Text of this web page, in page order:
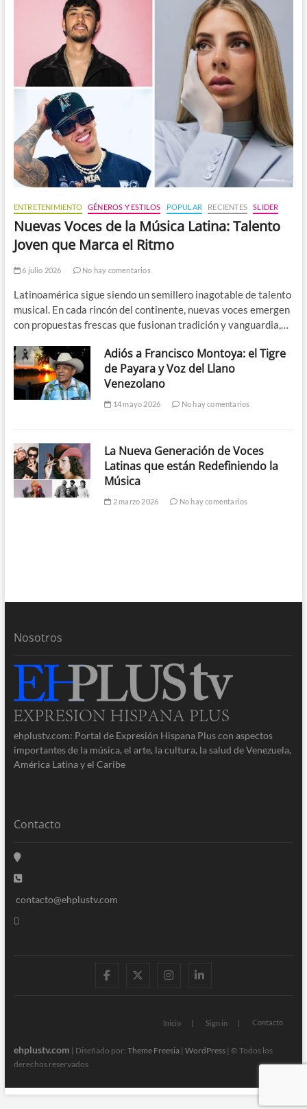
ENTRETENIMIENTO GÉNEROS Y ESTILOS POPULAR RECIENTES SLIDER
Nuevas Voces de la Música Latina: Talento
Joven que Marca el Ritmo
6 julio 2026 No hay comentarios
Latinoamérica sigue siendo un semillero inagotable de talento
musical. En cada rincón del continente, nuevas voces emergen
con propuestas frescas que fusionan tradición y vanguardia,…
Adiós a Francisco Montoya: el Tigre
de Payara y Voz del Llano
Venezolano
14 mayo 2026 No hay comentarios
La Nueva Generación de Voces
Latinas que están Redefiniendo la
Música
2 marzo 2026 No hay comentarios
Nosotros
ehplustv.com: Portal de Expresión Hispana Plus con aspectos
importantes de la música, el arte, la cultura, la salud de Venezuela,
América Latina y el Caribe
Contacto
contacto@ehplustv.com
facebooktwitterinstagram
linkedin
Inicio Sign in Contacto
ehplustv.com | Diseñado por: Theme Freesia| WordPress| © Todos los
derechos reservados